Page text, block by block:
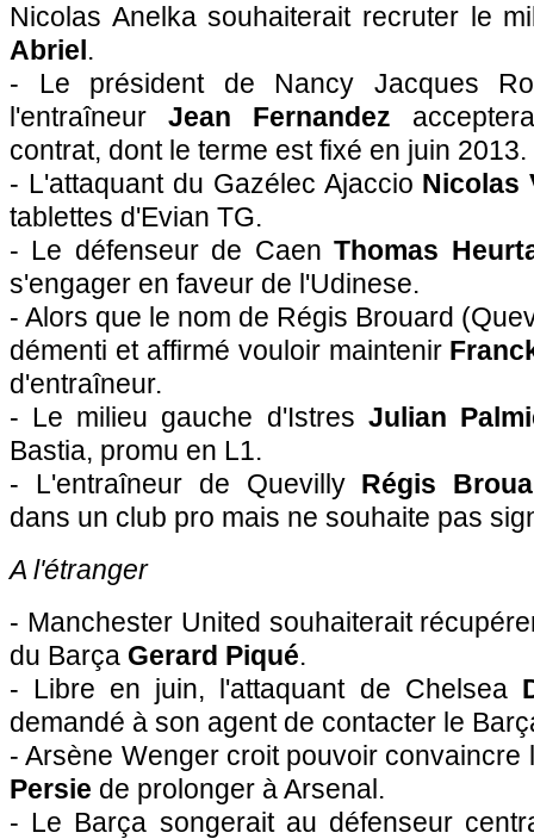
Nicolas Anelka souhaiterait recruter le
Abriel.
- Le président de Nancy Jacques
l'entraîneur Jean Fernandez
contrat, dont le terme est fixé en juin 2013.
- L'attaquant du Gazélec Ajaccio Nicolas
tablettes d'Evian TG.
- Le défenseur de CaenThomas
s'engager en faveur de l'Udinese.
- Alors que le nom de Régis Brouard
démenti et affirmé vouloir maintenir
d'entraîneur.
- Le milieu gauche d'Istres Julian
Bastia, promu en L1.
- L'entraîneur de Quevilly Régis
dans un club pro mais ne souhaite pas
A l'étranger
- Manchester United souhaiterait
du Barça Gerard Piqué.
- Libre en juin, l'attaquant de Chelsea
demandé à son agent de contacter le
- Arsène Wenger croit pouvoir convaincre
Persie de prolonger à Arsenal.
- Le Barça songerait au défenseur